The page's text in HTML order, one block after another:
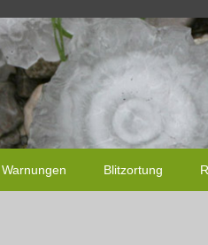
Warnungen Blitzortung